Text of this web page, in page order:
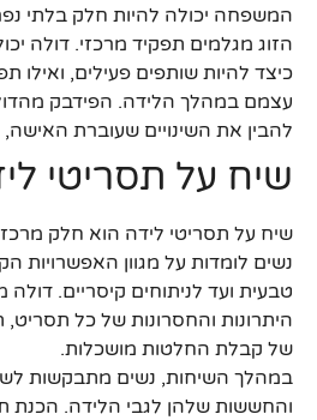
המשפחה יכולה להיות חלק בלתי
הזוג מגלמים תפקיד מרכזי. דולה
כיצד להיות שותפים פעילים, ואילו
עצמם במהלך הלידה. הפידבק
להבין את השינויים שעוברת
שיח על תסריטי
שיח על תסריטי לידה הוא חלק
נשים לומדות על מגוון האפשרויות
טבעית ועד לניתוחים קיסריים.
היתרונות והחסרונות של כל
של קבלת החלטות מושכלות.
במהלך השיחות, נשים מתבקשות
והחששות שלהן לגבי הלידה. הכנת